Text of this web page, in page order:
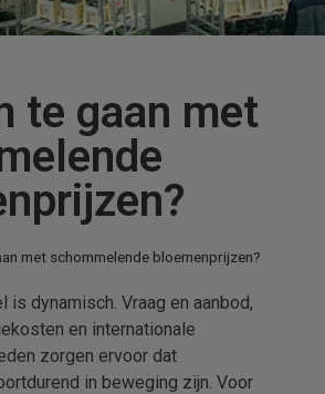
te gaan met
met schommelende bloemenprijzen?
is dynamisch. Vraag en aanbod,
en internationale
zorgen ervoor dat
in beweging zijn. Voor